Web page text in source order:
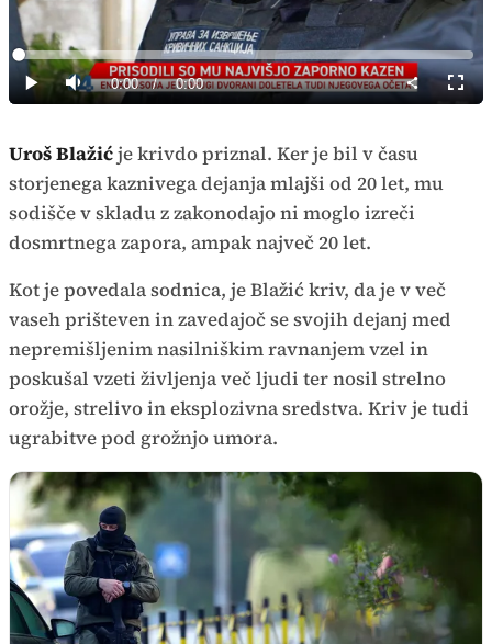
Predvajaj
Predvajaj
Tiho Current
0:00 / Duration
0:00
Loaded:
0%
način
Uroš Blažićje krivdo priznal. Ker je bil v času
storjenega kaznivega dejanja mlajši od 20 let, mu
sodišče v skladu z zakonodajo ni moglo izreči
dosmrtnega zapora, ampak največ 20 let.
Kot je povedala sodnica, je Blažić kriv, da je v več
vaseh prišteven in zavedajoč se svojih dejanj med
nepremišljenim nasilniškim ravnanjem vzel in
poskušal vzeti življenja več ljudi ter nosil strelno
orožje, strelivo in eksplozivna sredstva. Kriv je tudi
ugrabitve pod grožnjo umora.